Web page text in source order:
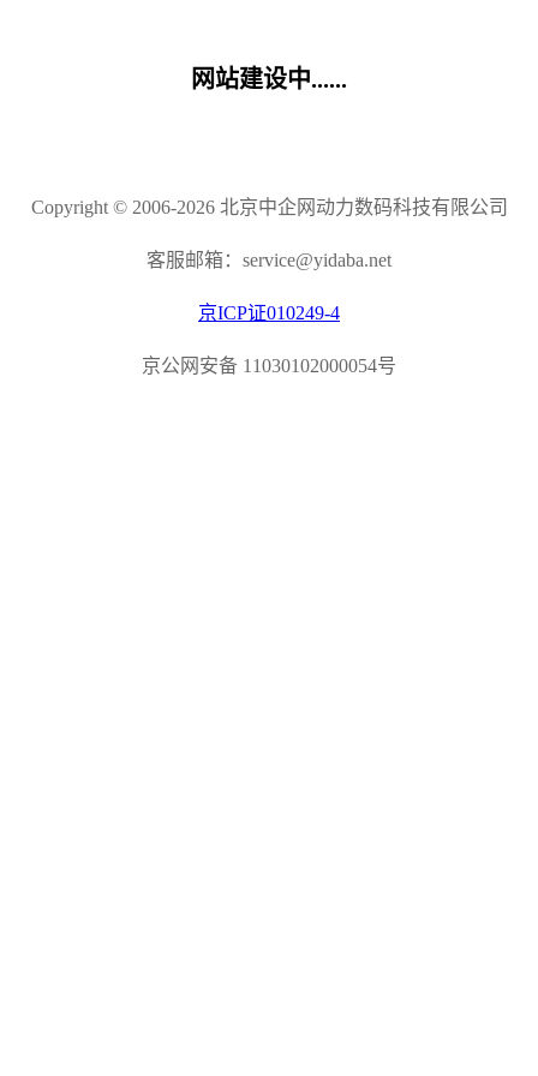
网站建设中......
Copyright © 2006-2026 北京中企网动力数码科技有限公司
客服邮箱：service@yidaba.net
京ICP证010249-4
京公网安备 11030102000054号